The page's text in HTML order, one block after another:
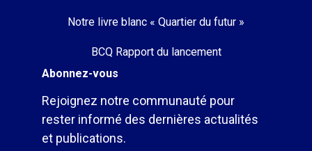
Notre livre blanc « Quartier du futur »
BCQ Rapport du lancement
Abonnez-vous
Rejoignez notre communauté pour
rester informé des dernières actualités
et publications.